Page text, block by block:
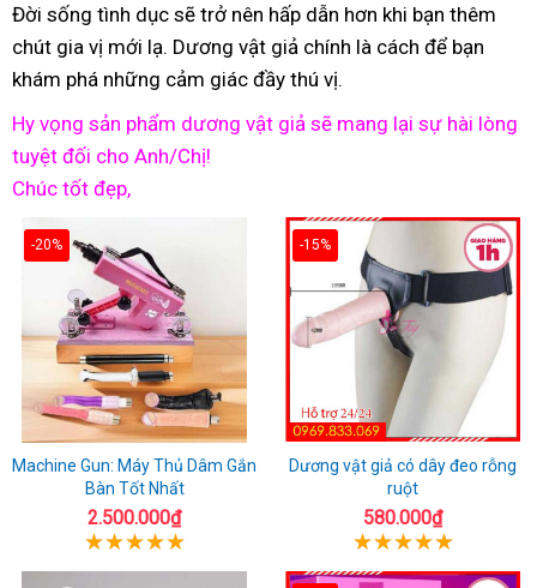
Đời sống tình dục sẽ trở nên hấp dẫn hơn khi bạn thêm
chút gia vị mới lạ. Dương vật giả chính là cách để bạn
khám phá những cảm giác đầy thú vị.
Hy vọng sản phẩm dương vật giả sẽ mang lại sự hài lòng
tuyệt đối cho Anh/Chị!
Chúc tốt đẹp,
-20%
Machine Gun: Máy Thủ Dâm Gắn
Bàn Tốt Nhất
2.500.000₫
-15%
Dương vật giả có dây đeo rỗng
ruột
580.000₫